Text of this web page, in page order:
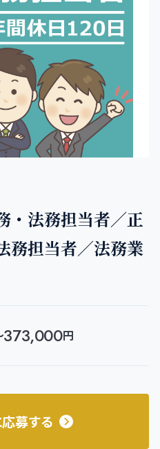
・法務担当者／正
務担当者／法務業
373,000円
募する